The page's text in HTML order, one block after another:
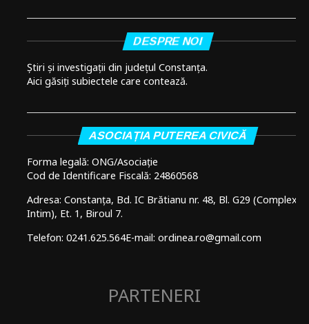
DESPRE NOI
Știri și investigații din județul Constanța.
Aici găsiți subiectele care contează.
ASOCIAȚIA PUTEREA CIVICĂ
Forma legală: ONG/Asociație
Cod de Identificare Fiscală: 24860568
Adresa: Constanța, Bd. IC Brătianu nr. 48, Bl. G29 (Complex
Intim), Et. 1, Biroul 7.
Telefon: 0241.625.564E-mail: ordinea.ro@gmail.com
PARTENERI